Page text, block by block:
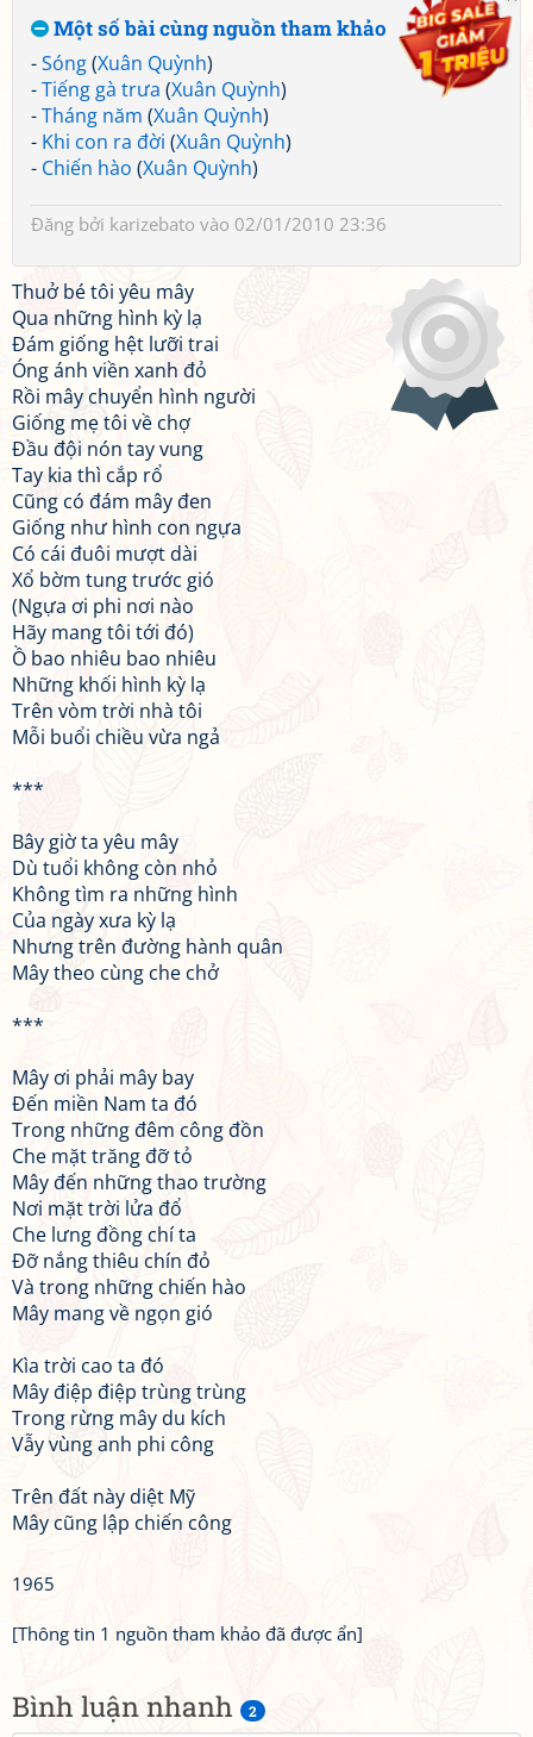
Bình luận nhanh 2
Một số bài cùng nguồn tham khảo
-Sóng(Xuân Quỳnh)
-Tiếng gà trưa (Xuân Quỳnh)
-Tháng năm (Xuân Quỳnh)
- Khi con ra đời (Xuân Quỳnh)
- Chiến hào (Xuân Quỳnh)
Đăng bởi karizebato vào 02/01/2010 23:36
Thuở bé tôi yêu mây
Qua những hình kỳ lạ
Đám giống hệt lưỡi trai
Óng ánh viền xanh đỏ
Rồi mây chuyển hình người
Giống mẹ tôi về chợ
Đầu đội nón tay vung
Tay kia thì cắp rổ
Cũng có đám mây đen
Giống như hình con ngựa
Có cái đuôi mượt dài
Xổ bờm tung trước gió
(Ngựa ơi phi nơi nào
Hãy mang tôi tới đó)
Ồ bao nhiêu bao nhiêu
Những khối hình kỳ lạ
Trên vòm trời nhà tôi
Mỗi buổi chiều vừa ngả
***
Bây giờ ta yêu mây
Dù tuổi không còn nhỏ
Không tìm ra những hình
Của ngày xưa kỳ lạ
Nhưng trên đường hành quân
Mây theo cùng che chở
***
Mây ơi phải mây bay
Đến miền Nam ta đó
Trong những đêm công đồn
Che mặt trăng đỡ tỏ
Mây đến những thao trường
Nơi mặt trời lửa đổ
Che lưng đồng chí ta
Đỡ nắng thiêu chín đỏ
Và trong những chiến hào
Mây mang về ngọn gió
Kìa trời cao ta đó
Mây điệp điệp trùng trùng
Trong rừng mây du kích
Vẫy vùng anh phi công
Trên đất này diệt Mỹ
Mây cũng lập chiến công
1965
[Thông tin 1 nguồn tham khảo đã được ẩn]